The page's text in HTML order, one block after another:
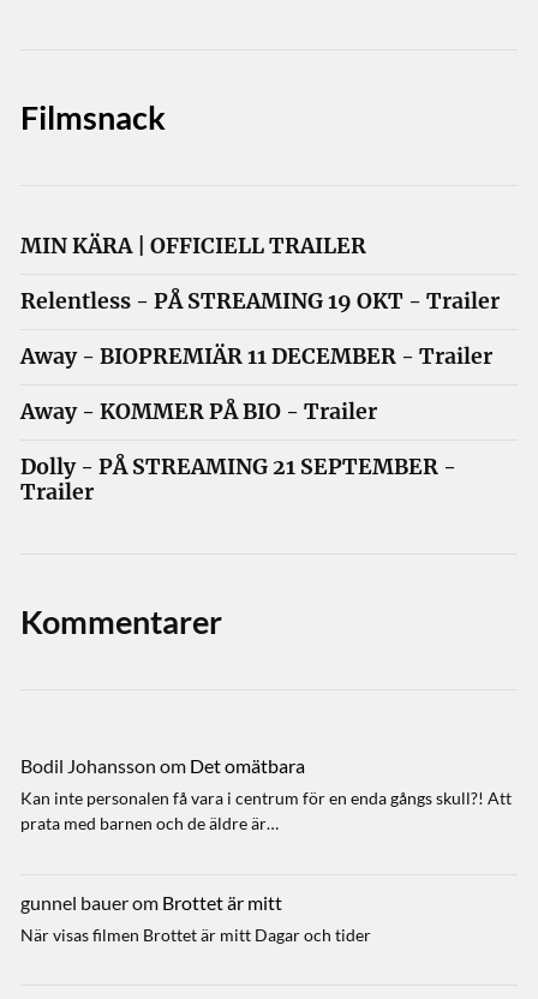
Filmsnack
MIN KÄRA | OFFICIELL TRAILER
Relentless - PÅ STREAMING 19 OKT - Trailer
Away - BIOPREMIÄR 11 DECEMBER - Trailer
Away - KOMMER PÅ BIO - Trailer
Dolly - PÅ STREAMING 21 SEPTEMBER -
Trailer
Kommentarer
Bodil Johansson om Det omätbara
Kan inte personalen få vara i centrum för en enda gångs skull?! Att
prata med barnen och de äldre är…
gunnel bauerom Brottet är mitt
När visas filmen Brottet är mitt Dagar och tider